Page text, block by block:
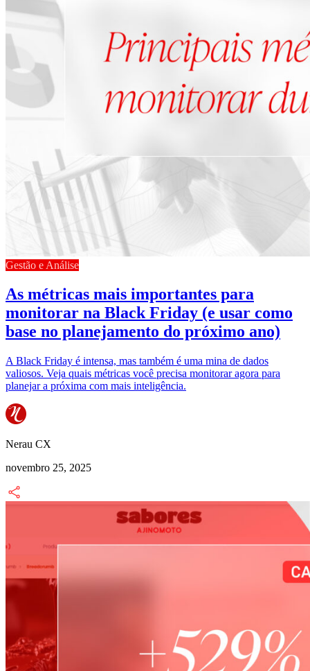
Gestão e Análise
As métricas mais importantes para
monitorar na Black Friday (e usar como
base no planejamento do próximo ano)
A Black Friday é intensa, mas também é uma mina de dados
valiosos. Veja quais métricas você precisa monitorar agora para
planejar a próxima com mais inteligência.
Nerau CX
novembro 25, 2025